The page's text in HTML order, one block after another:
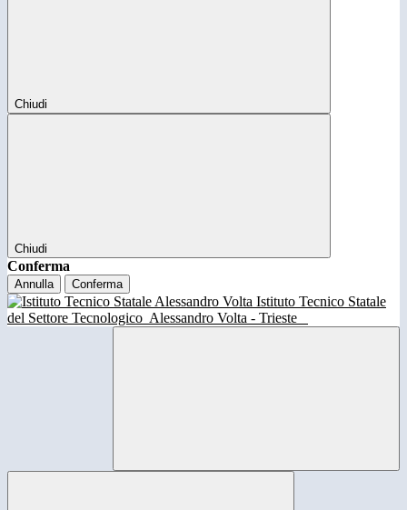
Chiudi
Chiudi
Conferma
Annulla Conferma
Istituto Tecnico Statale
del Settore Tecnologico Alessandro Volta - Trieste